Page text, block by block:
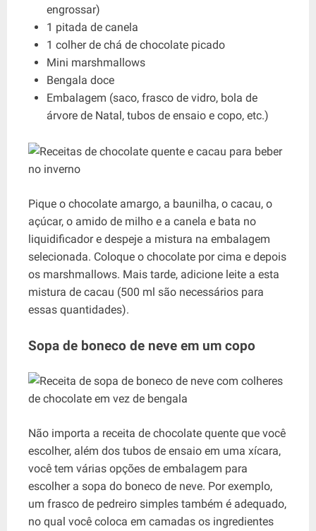
engrossar)
1 pitada de canela
1 colher de chá de chocolate picado
Mini marshmallows
Bengala doce
Embalagem (saco, frasco de vidro, bola de
árvore de Natal, tubos de ensaio e copo, etc.)
Pique o chocolate amargo, a baunilha, o cacau, o
açúcar, o amido de milho e a canela e bata no
liquidificador e despeje a mistura na embalagem
selecionada. Coloque o chocolate por cima e depois
os marshmallows. Mais tarde, adicione leite a esta
mistura de cacau (500 ml são necessários para
essas quantidades).
Sopa de boneco de neve em um copo
Não importa a receita de chocolate quente que você
escolher, além dos tubos de ensaio em uma xícara,
você tem várias opções de embalagem para
escolher a sopa do boneco de neve. Por exemplo,
um frasco de pedreiro simples também é adequado,
no qual você coloca em camadas os ingredientes